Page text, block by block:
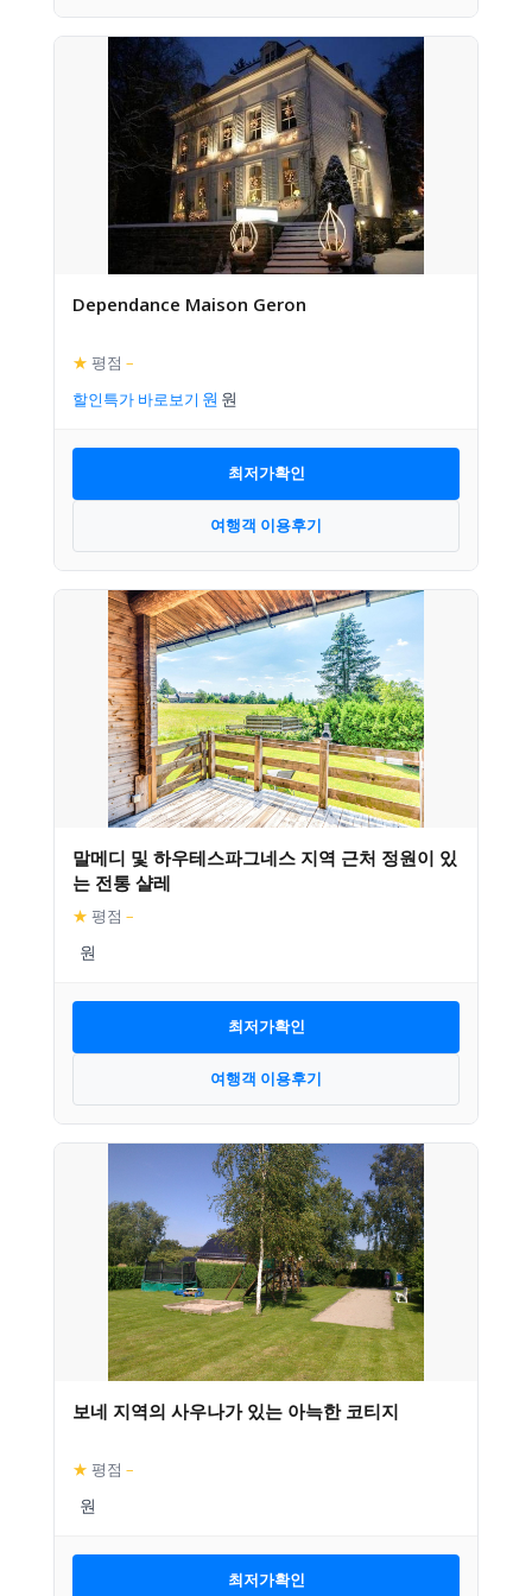
Dependance Maison Geron
★ 평점 –
할인특가 바로보기
최저가확인
여행객 이용후기
말메디 및 하우테스파그네스 지역 근처 정원이 있
는 전통 샬레
★ 평점 –
최저가확인
여행객 이용후기
보네 지역의 사우나가 있는 아늑한 코티지
★ 평점 –
최저가확인